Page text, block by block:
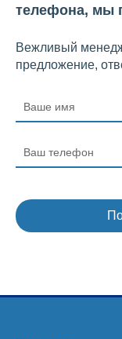
телефона, мы
Вежливый
предложение,